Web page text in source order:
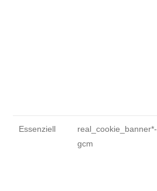
Essenziell
real_cookie_banner*-
gcm